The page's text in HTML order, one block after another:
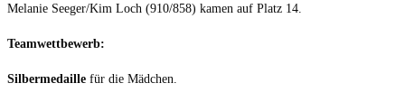
Melanie Seeger/Kim Loch (910/858) kamen auf Platz 14.
Teamwettbewerb:
Silbermedaille für die Mädchen.